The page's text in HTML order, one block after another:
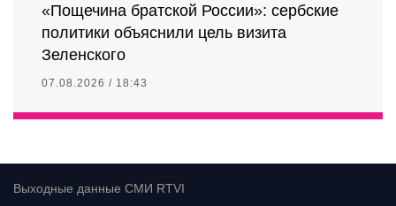
«Пощечина братской России»: сербские
политики объяснили цель визита
Зеленского
07.08.2026 / 18:43
Выходные данные СМИ RTVI